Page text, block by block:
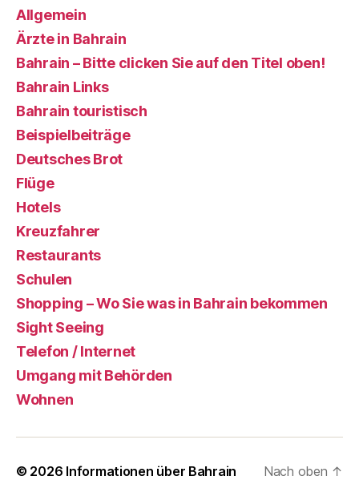
Allgemein
Ärzte in Bahrain
Bahrain – Bitte clicken Sie auf den Titel oben!
Bahrain Links
Bahrain touristisch
Beispielbeiträge
Deutsches Brot
Flüge
Hotels
Kreuzfahrer
Restaurants
Schulen
Shopping – Wo Sie was in Bahrain bekommen
Sight Seeing
Telefon / Internet
Umgang mit Behörden
Wohnen
© 2026 Informationen über Bahrain Nach oben ↑